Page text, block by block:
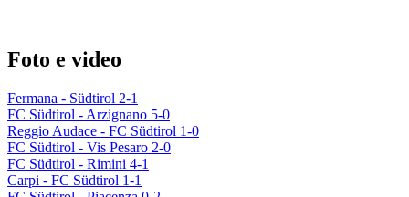
Foto e video
Fermana - Südtirol 2-1
FC Südtirol - Arzignano 5-0
Reggio Audace - FC Südtirol 1-0
FC Südtirol - Vis Pesaro 2-0
FC Südtirol - Rimini 4-1
Carpi - FC Südtirol 1-1